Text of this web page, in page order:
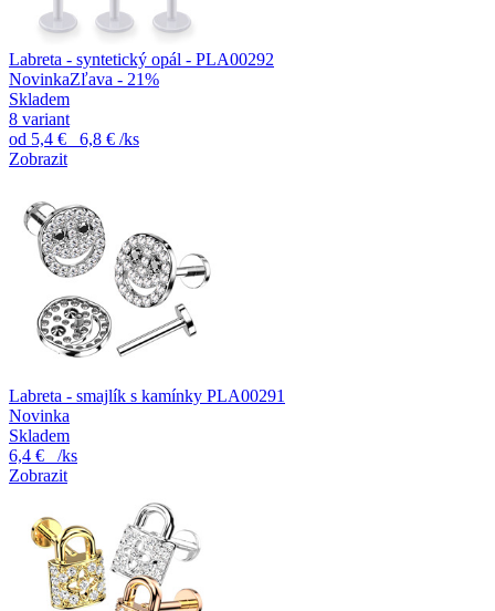
Labreta - syntetický opál - PLA00292
NovinkaZľava - 21%
Skladem
8 variant
od 5,4 € 6,8 € /ks
Zobrazit
Labreta - smajlík s kamínky PLA00291
Novinka
Skladem
6,4 €
/ks
Zobrazit